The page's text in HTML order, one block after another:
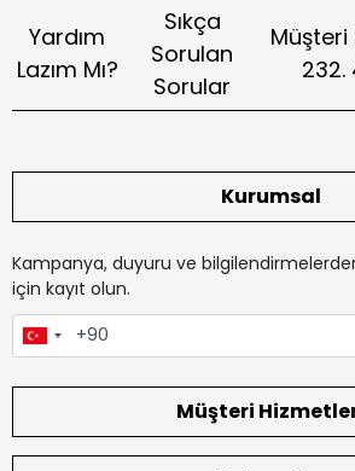
Yardım
Lazım Mı?
Sıkça
Sorulan
Sorular
Müşteri
232.
Kurumsal
Kampanya, duyuru ve
için kayıt olun.
Müşteri